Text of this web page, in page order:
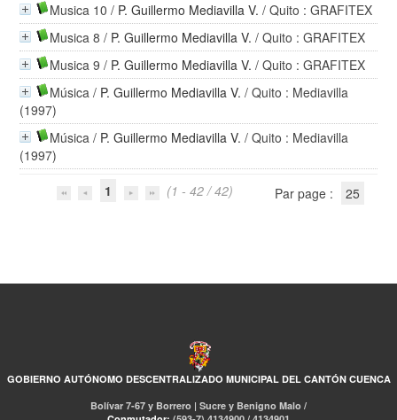
Musica 10 / P. Guillermo Mediavilla V. / Quito : GRAFITEX
Musica 8 / P. Guillermo Mediavilla V. / Quito : GRAFITEX
Musica 9 / P. Guillermo Mediavilla V. / Quito : GRAFITEX
Música / P. Guillermo Mediavilla V. / Quito : Mediavilla
(1997)
Música / P. Guillermo Mediavilla V. / Quito : Mediavilla
(1997)
1
(1 - 42 / 42) Par page : 25
GOBIERNO AUTÓNOMO DESCENTRALIZADO MUNICIPAL DEL CANTÓN CUENCA
Bolívar 7-67 y Borrero | Sucre y Benigno Malo /